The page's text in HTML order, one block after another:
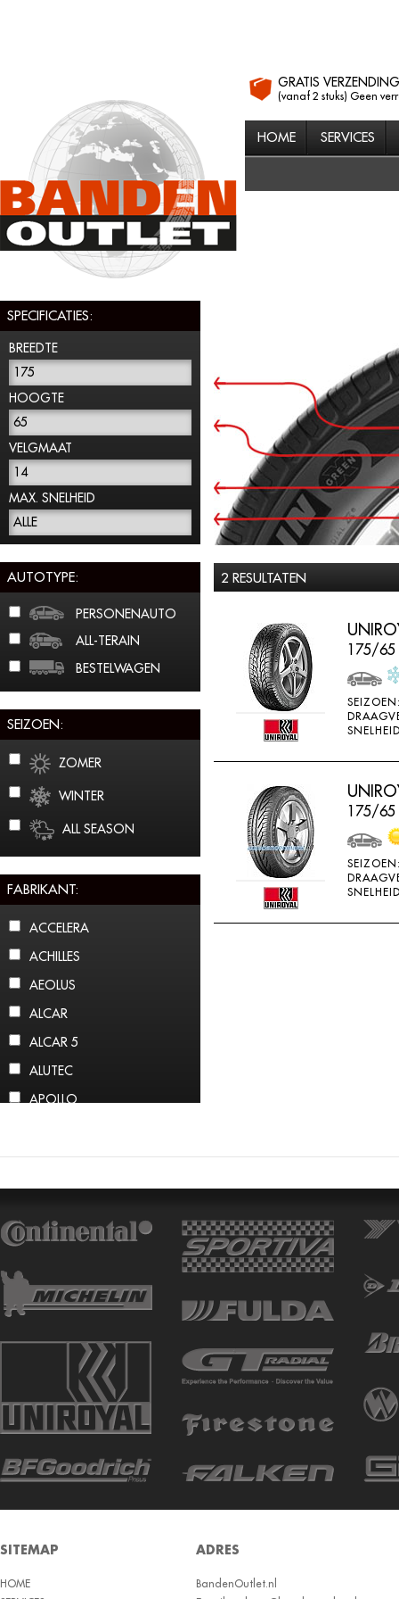
GRATIS VERZENDING
(vanaf 2 stuks) Geen
HOME SERVICES
SPECIFICATIES:
BREEDTE
175
HOOGTE
65
VELGMAAT
14
MAX. SNELHEID
ALLE
AUTOTYPE:
PERSONENAUTO
ALL-TERAIN
BESTELWAGEN
SEIZOEN:
ZOMER
WINTER
ALL SEASON
FABRIKANT:
ACCELERA
ACHILLES
AEOLUS
ALCAR
ALCAR 5
ALUTEC
APOLLO
ARROWSPEED
ATLAS
AUTOGREEN
AUTOGUARD
BARUM W
BCT
BF GOODRICH
BOTO
BRIDGESTON
2 RESULTATEN
175/65
175/65
SITEMAP
HOME
ADRES
BandenOutlet.nl